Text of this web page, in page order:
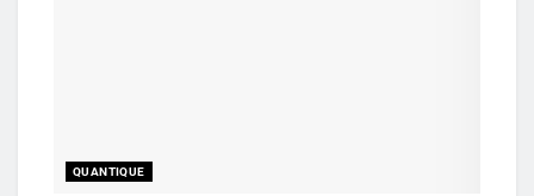
QUANTIQUE